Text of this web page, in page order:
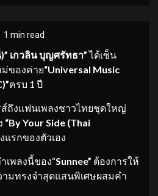
1 min read
เกวลิน บุญศรัทธา”ได้เซ็น
ของค่าย“Universal Music
ครบ 1 ปี
ส์ถึงแฟนเพลงชาวไทยชุดใหญ่
“By Your Side (Thai
แรกของตัวเอง
เพลงนี้ของ“Sunnee” ต้องการให้
ามทรงจำสุดแสนพิเศษผสมคำ